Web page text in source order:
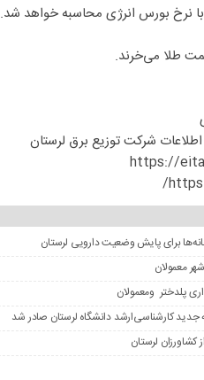
نرخ بورس انرژی محاسبه خواهد شد.
طلا می‌خرند.
اطلاعات شرکت توزیع برق لرستان
https://
معمولان
پلدختر ومعمولان